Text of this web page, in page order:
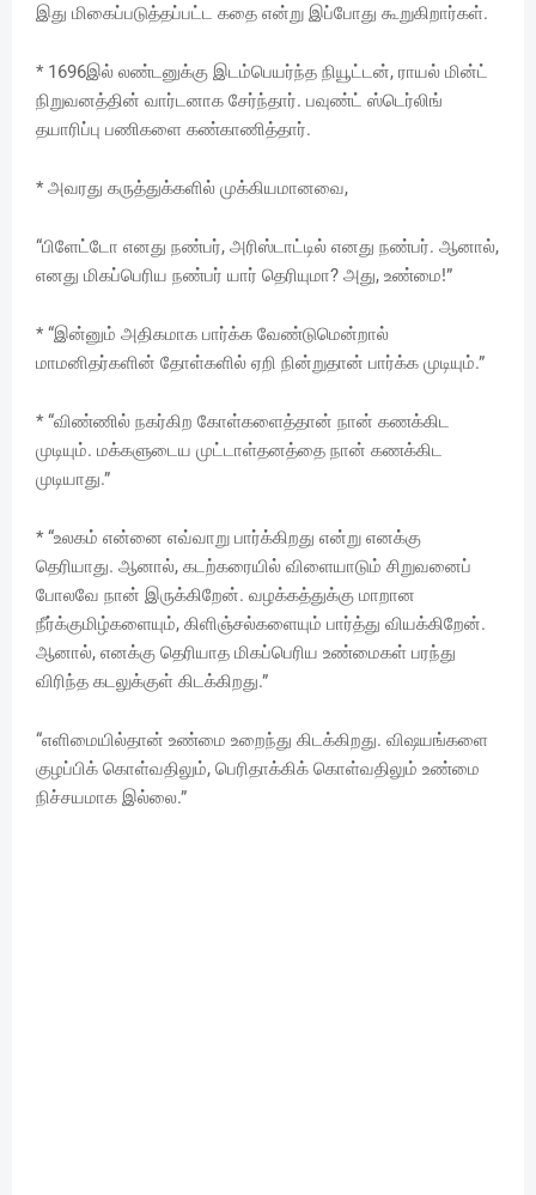
இது மிகைப்படுத்தப்பட்ட கதை என்று இப்போது கூறுகிறார்கள்.
* 1696இல் லண்டனுக்கு இடம்பெயர்ந்த நியூட்டன், ராயல் மின்ட்
நிறுவனத்தின் வார்டனாக சேர்ந்தார். பவுண்ட் ஸ்டெர்லிங்
தயாரிப்பு பணிகளை கண்காணித்தார்.
* அவரது கருத்துக்களில் முக்கியமானவை,
“பிளேட்டோ எனது நண்பர், அரிஸ்டாட்டில் எனது நண்பர். ஆனால்,
எனது மிகப்பெரிய நண்பர் யார் தெரியுமா? அது, உண்மை!”
* “இன்னும் அதிகமாக பார்க்க வேண்டுமென்றால்
மாமனிதர்களின் தோள்களில் ஏறி நின்றுதான் பார்க்க முடியும்.”
* “விண்ணில் நகர்கிற கோள்களைத்தான் நான் கணக்கிட
முடியும். மக்களுடைய முட்டாள்தனத்தை நான் கணக்கிட
முடியாது.”
* “உலகம் என்னை எவ்வாறு பார்க்கிறது என்று எனக்கு
தெரியாது. ஆனால், கடற்கரையில் விளையாடும் சிறுவனைப்
போலவே நான் இருக்கிறேன். வழக்கத்துக்கு மாறான
நீர்க்குமிழ்களையும், கிளிஞ்சல்களையும் பார்த்து வியக்கிறேன்.
ஆனால், எனக்கு தெரியாத மிகப்பெரிய உண்மைகள் பரந்து
விரிந்த கடலுக்குள் கிடக்கிறது.”
“எளிமையில்தான் உண்மை உறைந்து கிடக்கிறது. விஷயங்களை
குழப்பிக் கொள்வதிலும், பெரிதாக்கிக் கொள்வதிலும் உண்மை
நிச்சயமாக இல்லை.”